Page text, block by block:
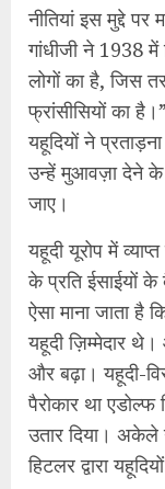
के प्रति ईसाईयों
ऐसा माना जाता है
यहूदी ज़िम्मेदार
और बढ़ा। यहूदी-
पैरोकार था एडोल्फ
उतार दिया। अकेले
हिटलर द्वारा
यूरोप में यहूदियों
था। इसी के नतीजे
थियोडोर
लिखी और इस मुद्दे
की बैठक हुई। ओल्ड
फिलिस्तीन की भूमि
मानवों (यहूदियों) के